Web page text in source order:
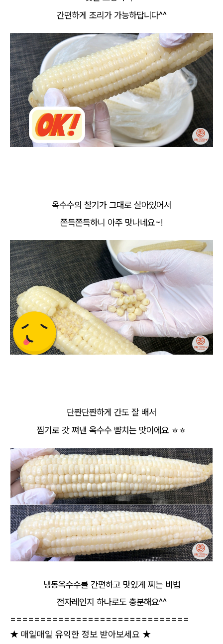
간편하게 조리가 가능하답니다^^
옥수수의 찰기가 그대로 살아있어서
쫀득쫀득하니 아주 맛나네요~!
단짠단짠하게 간도 잘 배서
찜기로 갓 쪄낸 옥수수 뺨치는 맛이에요 ㅎㅎ
냉동옥수수를 간편하고 맛있게 찌는 비법
전자레인지 하나로도 충분해요^^
==============================
★ 매일매일 유익한 정보 받아보세요 ★